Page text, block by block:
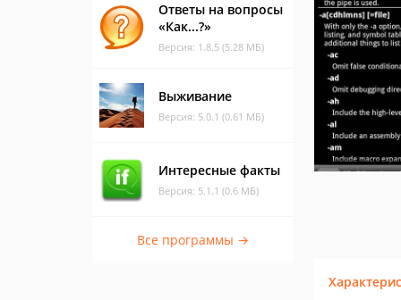
Ответы на вопросы
«Как...?»
Версия: 1.8.5 (5.28 МБ)
Выживание
Версия: 5.0.1 (0.61 МБ)
Интересные факты
Версия: 5.1.1 (0.6 МБ)
Все программы →